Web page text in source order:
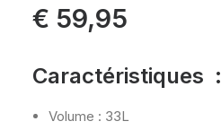
€ 59,95
Caractéristiques :
Volume : 33L